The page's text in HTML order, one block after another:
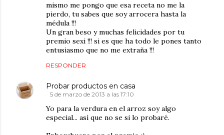
mismo me pongo que esa receta no me la
pierdo, tu sabes que soy arrocera hasta la
médula !!!
Un gran beso y muchas felicidades por tu
premio sexi !!! si es que ha todo le pones tanto
entusiasmo que no me extraña !!!
RESPONDER
Probar productos en casa
5 de marzo de 2013 a las 17:10
Yo para la verdura en el arroz soy algo
especial... así que no se si lo probaré.